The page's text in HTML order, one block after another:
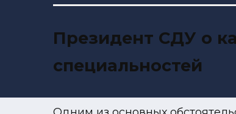
Президент СДУ о
специальностей